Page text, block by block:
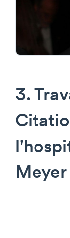
3.
Meyer